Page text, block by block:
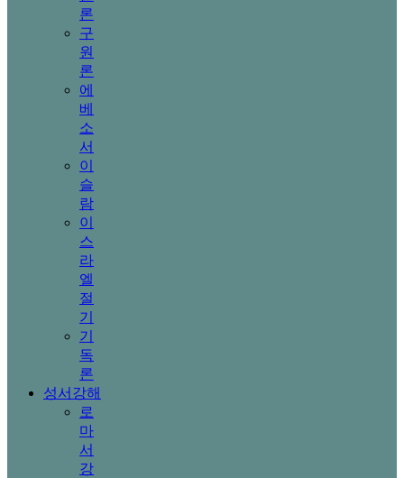
론
구
원
론
에
베
소
서
이
슬
람
이
스
라
엘
절
기
기
독
론
성서강해
로
마
서
강